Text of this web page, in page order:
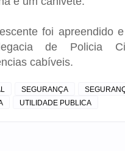
foi apreendido
de Policia
cabíveis.
SEGURANÇA
UTILIDADE PUBLICA